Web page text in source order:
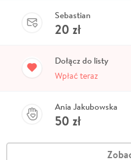
Sebastian
20 zł
Dołącz do listy
Wpłać teraz
Ania Jakubowska
50 zł